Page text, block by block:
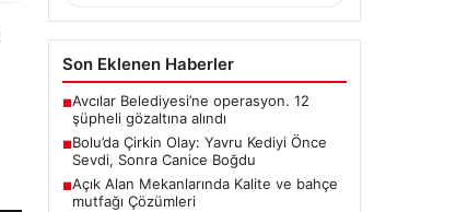
Son Eklenen Haberler
■Avcılar Belediyesi’ne operasyon. 12
şüpheli gözaltına alındı
■Bolu’da Çirkin Olay: Yavru Kediyi Önce
Sevdi, Sonra Canice Boğdu
■Açık Alan Mekanlarında Kalite ve bahçe
mutfağı Çözümleri